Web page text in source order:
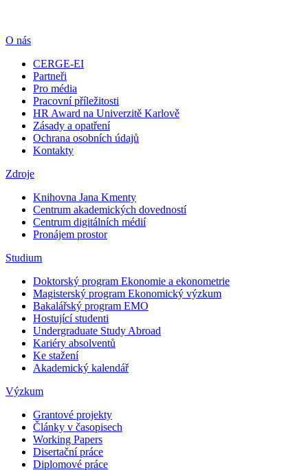
O nás
CERGE-EI
Partneři
Pro média
Pracovní příležitosti
HR Award na Univerzitě Karlově
Zásady a opatření
Ochrana osobních údajů
Kontakty
Zdroje
Knihovna Jana Kmenty
Centrum akademických dovedností
Centrum digitálních médií
Pronájem prostor
Studium
Doktorský program Ekonomie a ekonometrie
Magisterský program Ekonomický výzkum
Bakalářský program EMO
Hostující studenti
Undergraduate Study Abroad
Kariéry absolventů
Ke stažení
Akademický kalendář
Výzkum
Grantové projekty
Články v časopisech
Working Papers
Disertační práce
Diplomové práce